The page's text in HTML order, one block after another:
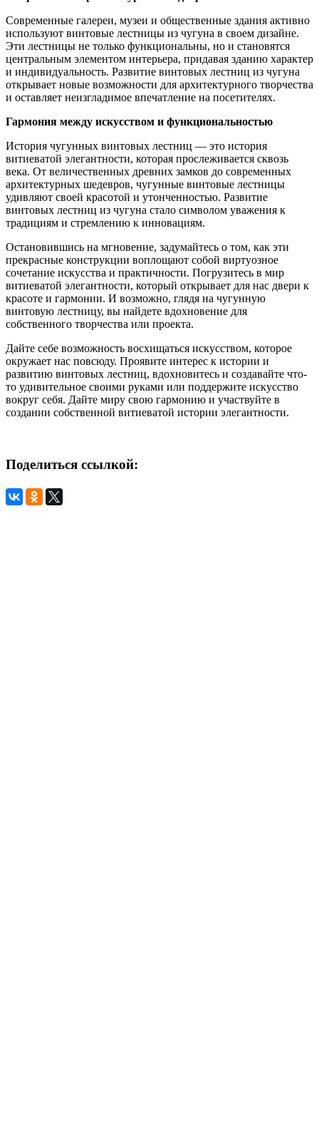
Современные галереи, музеи и общественные здания активно
используют винтовые лестницы из чугуна в своем дизайне.
Эти лестницы не только функциональны, но и становятся
центральным элементом интерьера, придавая зданию характер
и индивидуальность. Развитие винтовых лестниц из чугуна
открывает новые возможности для архитектурного творчества
и оставляет неизгладимое впечатление на посетителях.
Гармония между искусством и функциональностью
История чугунных винтовых лестниц — это история
витиеватой элегантности, которая прослеживается сквозь
века. От величественных древних замков до современных
архитектурных шедевров, чугунные винтовые лестницы
удивляют своей красотой и утонченностью. Развитие
винтовых лестниц из чугуна стало символом уважения к
традициям и стремлению к инновациям.
Остановившись на мгновение, задумайтесь о том, как эти
прекрасные конструкции воплощают собой виртуозное
сочетание искусства и практичности. Погрузитесь в мир
витиеватой элегантности, который открывает для нас двери к
красоте и гармонии. И возможно, глядя на чугунную
винтовую лестницу, вы найдете вдохновение для
собственного творчества или проекта.
Дайте себе возможность восхищаться искусством, которое
окружает нас повсюду. Проявите интерес к истории и
развитию винтовых лестниц, вдохновитесь и создавайте что-
то удивительное своими руками или поддержите искусство
вокруг себя. Дайте миру свою гармонию и участвуйте в
создании собственной витиеватой истории элегантности.
Поделиться ссылкой: